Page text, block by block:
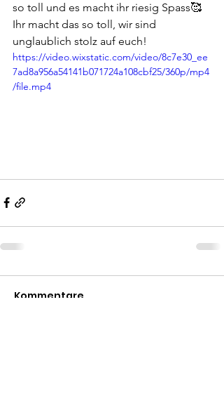
so toll und es macht ihr riesig Spass🥰
Ihr macht das so toll, wir sind
unglaublich stolz auf euch!
https://video.wixstatic.com/video/8c7e30_ee
7ad8a956a54141b071724a108cbf25/360p/mp4
/file.mp4
Kommentare